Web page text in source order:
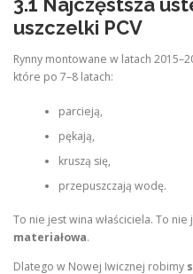
3.1 Najczęstsza
uszczelki PCV
Rynny montowane w latach
które po 7–8 latach:
parcieją,
pękają,
kruszą się,
przepuszczają wodę.
To nie jest wina właściciela. To
materiałowa.
Dlatego w Nowej Iwicznej robimy